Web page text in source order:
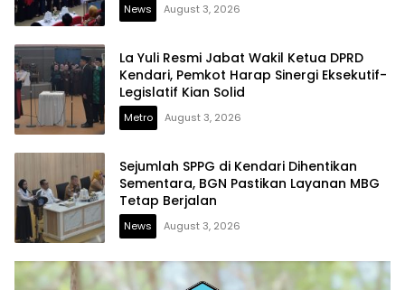
News August 3, 2026
La Yuli Resmi Jabat Wakil Ketua DPRD
Kendari, Pemkot Harap Sinergi Eksekutif-
Legislatif Kian Solid
Metro August 3, 2026
Sejumlah SPPG di Kendari Dihentikan
Sementara, BGN Pastikan Layanan MBG
Tetap Berjalan
News August 3, 2026